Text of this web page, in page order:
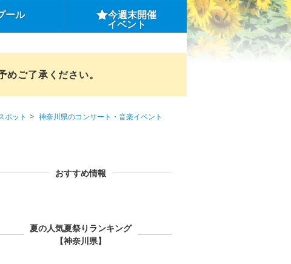
ール 今週末開催
イベント
ご了承ください。
ポット
神奈川県のコンサート・音楽イベント
おすすめ情報
夏の人気夏祭りランキング
【神奈川県】